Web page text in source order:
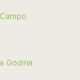
Godina